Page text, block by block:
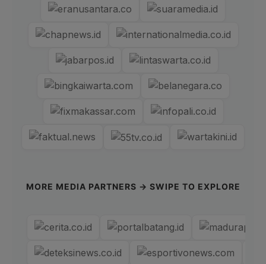
MORE MEDIA PARTNERS → SWIPE TO EXPLORE